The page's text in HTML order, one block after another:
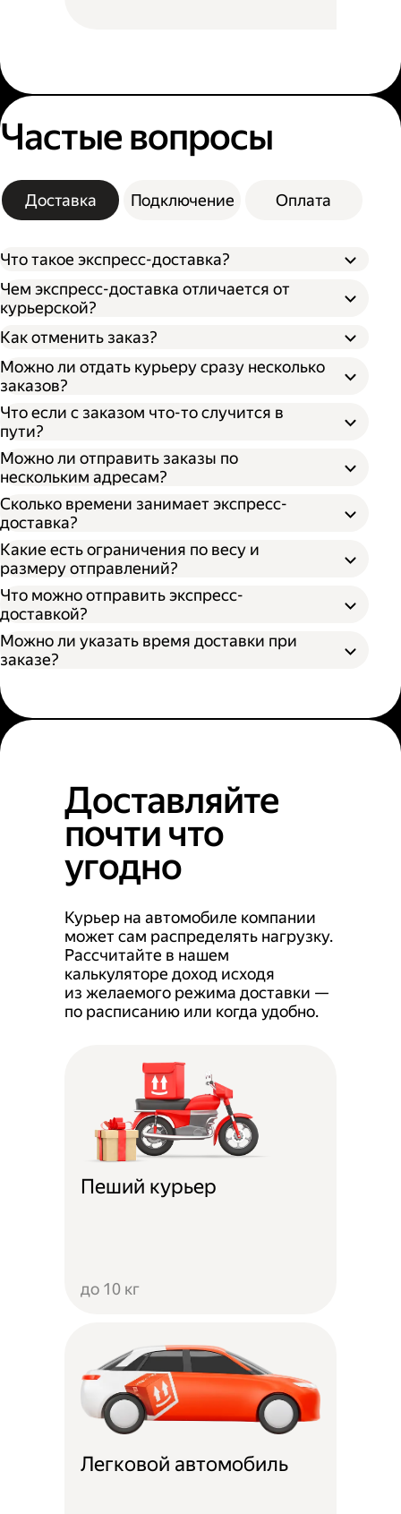
Частые вопросы
Доставка Подключение Оплата
Что такое экспресс-доставка?
Чем экспресс-доставка отличается от
курьерской?
Как отменить заказ?
Можно ли отдать курьеру сразу несколько
заказов?
Что если с заказом что-то случится в
пути?
Можно ли отправить заказы по
нескольким адресам?
Сколько времени занимает экспресс-
доставка?
Какие есть ограничения по весу и
размеру отправлений?
Что можно отправить экспресс-
доставкой?
Можно ли указать время доставки при
заказе?
Доставляйте
почти что
угодно
Курьер на автомобиле компании
может сам распределять нагрузку.
Рассчитайте в нашем
калькуляторе доход исходя
из желаемого режима доставки —
по расписанию или когда удобно.
Пеший курьер
до 10 кг
Легковой автомобиль